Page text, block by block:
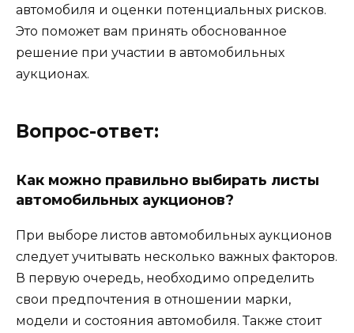
автомобиля и оценки потенциальных рисков.
Это поможет вам принять обоснованное
решение при участии в автомобильных
аукционах.
Вопрос-ответ:
Как можно правильно выбирать листы
автомобильных аукционов?
При выборе листов автомобильных аукционов
следует учитывать несколько важных факторов.
В первую очередь, необходимо определить
свои предпочтения в отношении марки,
модели и состояния автомобиля. Также стоит